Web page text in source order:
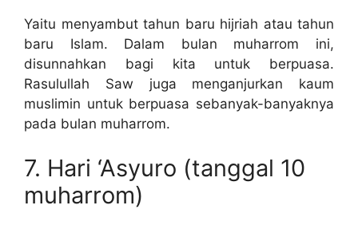
Yaitu menyambut tahun baru hijriah atau tahun
baru Islam. Dalam bulan muharrom ini,
disunnahkan bagi kita untuk berpuasa.
Rasulullah Saw juga menganjurkan kaum
muslimin untuk berpuasa sebanyak-banyaknya
pada bulan muharrom.
7. Hari ‘Asyuro (tanggal 10
muharrom)